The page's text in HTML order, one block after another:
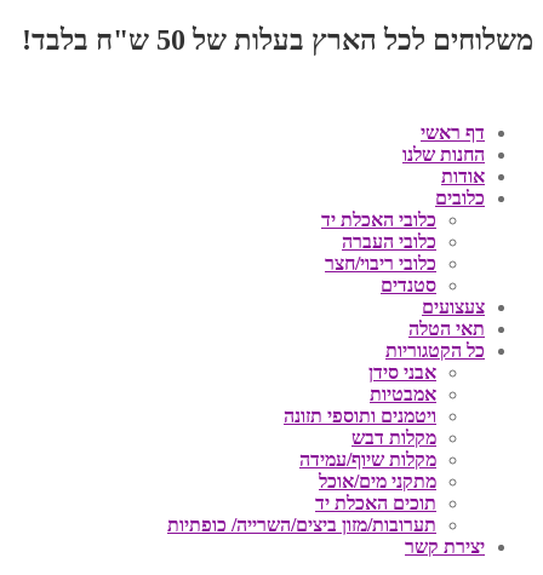
משלוחים לכל הארץ בעלות של 50 ש"ח בלבד!
דף ראשי
החנות שלנו
אודות
כלובים
כלובי האכלת יד
כלובי העברה
כלובי ריבוי/חצר
סטנדים
צעצועים
תאי הטלה
כל הקטגוריות
אבני סידן
אמבטיות
ויטמנים ותוספי תזונה
מקלות דבש
מקלות שיוף/עמידה
מתקני מים/אוכל
תוכים האכלת יד
תערובות/מזון ביצים/השרייה/ כופתיות
יצירת קשר